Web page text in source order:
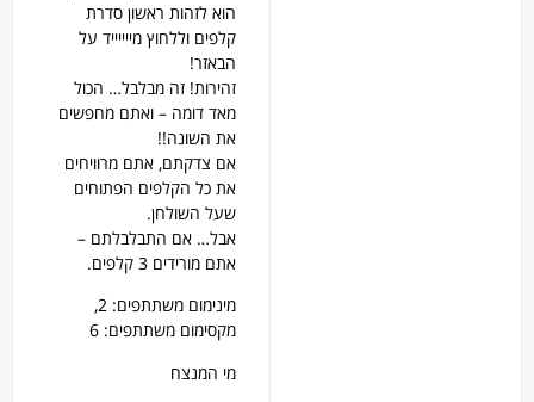
הוא לזהות ראשון סדרת
קלפים וללחוץ מייייייד על
הבאזר!
זהירות! זה מבלבל… הכול
מאד דומה – ואתם מחפשים
את השונה!!
אם צדקתם, אתם מרוויחים
את כל הקלפים הפתוחים
שעל השולחן.
אבל… אם התבלבלתם –
אתם מורידים 3 קלפים.
מינימום משתתפים: 2,
מקסימום משתתפים: 6
מי המנצח